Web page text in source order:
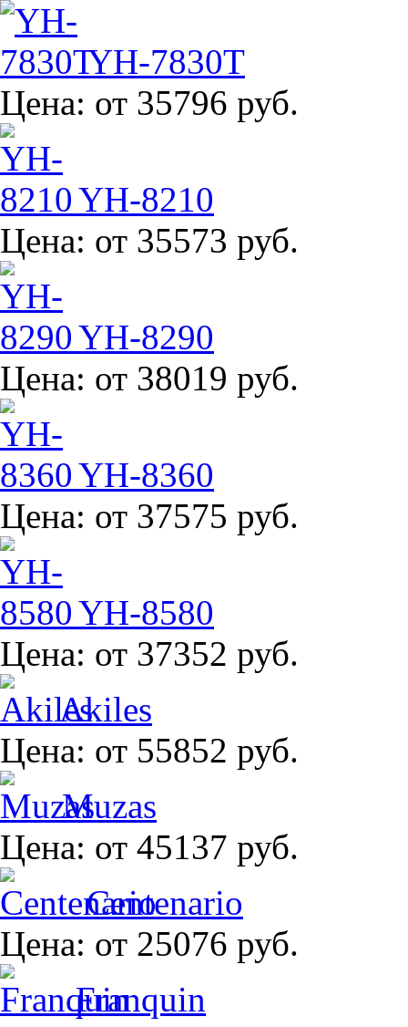
YH-7830T
Цена: от 35796 руб.
YH-8210
Цена: от 35573 руб.
YH-8290
Цена: от 38019 руб.
YH-8360
Цена: от 37575 руб.
YH-8580
Цена: от 37352 руб.
Akiles
Цена: от 55852 руб.
Muzas
Цена: от 45137 руб.
Centenario
Цена: от 25076 руб.
Franquin